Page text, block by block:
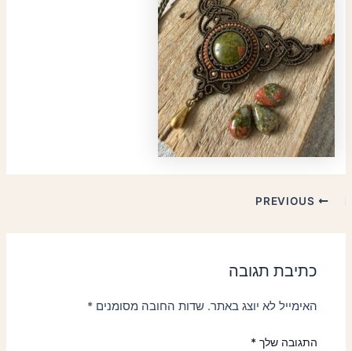
כתיבת תגובה
האימייל לא יוצג באתר. שדות החובה מסומנים*
התגובה שלך*